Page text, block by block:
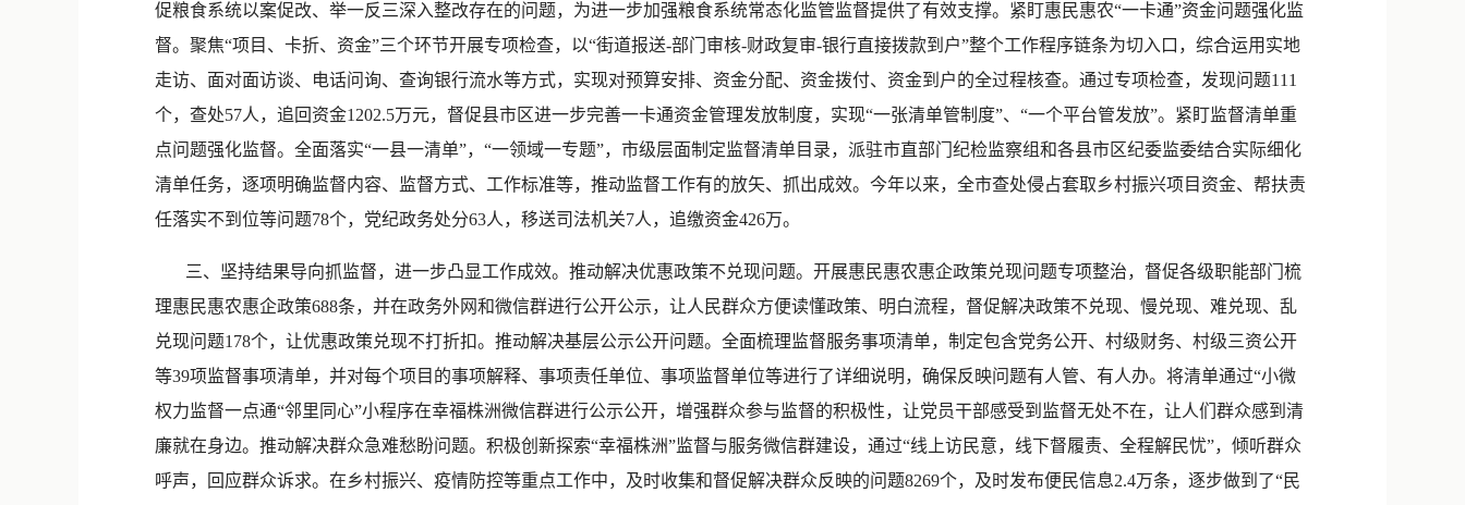
促粮食系统以案促改、举一反三深入整改存在的问题，为进一步加强粮食系统常态化监管监督提供了有效支撑。紧盯惠民惠农“一卡通”资金问题强化监
督。聚焦“项目、卡折、资金”三个环节开展专项检查，以“街道报送-部门审核-财政复审-银行直接拨款到户”整个工作程序链条为切入口，综合运用实地
走访、面对面访谈、电话问询、查询银行流水等方式，实现对预算安排、资金分配、资金拨付、资金到户的全过程核查。通过专项检查，发现问题111
个，查处57人，追回资金1202.5万元，督促县市区进一步完善一卡通资金管理发放制度，实现“一张清单管制度”、“一个平台管发放”。紧盯监督清单重
点问题强化监督。全面落实“一县一清单”，“一领域一专题”，市级层面制定监督清单目录，派驻市直部门纪检监察组和各县市区纪委监委结合实际细化
清单任务，逐项明确监督内容、监督方式、工作标准等，推动监督工作有的放矢、抓出成效。今年以来，全市查处侵占套取乡村振兴项目资金、帮扶责
任落实不到位等问题78个，党纪政务处分63人，移送司法机关7人，追缴资金426万。
三、坚持结果导向抓监督，进一步凸显工作成效。推动解决优惠政策不兑现问题。开展惠民惠农惠企政策兑现问题专项整治，督促各级职能部门梳
理惠民惠农惠企政策688条，并在政务外网和微信群进行公开公示，让人民群众方便读懂政策、明白流程，督促解决政策不兑现、慢兑现、难兑现、乱
兑现问题178个，让优惠政策兑现不打折扣。推动解决基层公示公开问题。全面梳理监督服务事项清单，制定包含党务公开、村级财务、村级三资公开
等39项监督事项清单，并对每个项目的事项解释、事项责任单位、事项监督单位等进行了详细说明，确保反映问题有人管、有人办。将清单通过“小微
权力监督一点通“邻里同心”小程序在幸福株洲微信群进行公示公开，增强群众参与监督的积极性，让党员干部感受到监督无处不在，让人们群众感到清
廉就在身边。推动解决群众急难愁盼问题。积极创新探索“幸福株洲”监督与服务微信群建设，通过“线上访民意，线下督履责、全程解民忧”，倾听群众
呼声，回应群众诉求。在乡村振兴、疫情防控等重点工作中，及时收集和督促解决群众反映的问题8269个，及时发布便民信息2.4万条，逐步做到了“民